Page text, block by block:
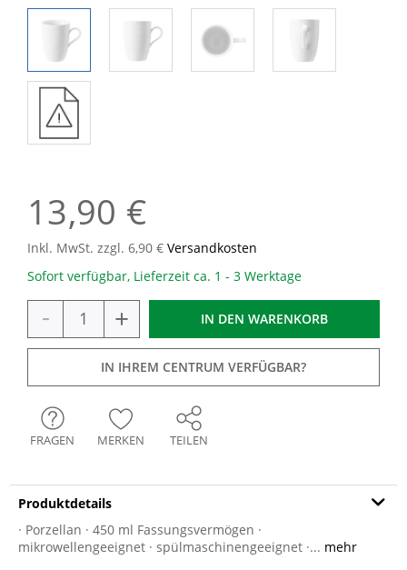
13,90 €
Inkl. MwSt. zzgl. 6,90 € Versandkosten
Sofort verfügbar, Lieferzeit ca. 1 - 3 Werktage
- + IN DEN WARENKORB
IN IHREM CENTRUM VERFÜGBAR?
FRAGEN MERKEN TEILEN
Produktdetails
· Porzellan · 450 ml Fassungsvermögen ·
mikrowellengeeignet · spülmaschinengeeignet ·... mehr